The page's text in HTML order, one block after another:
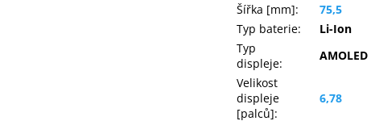
Šířka [mm]:
75,5
Typ baterie:
Li-Ion
Typ
displeje:
AMOLED
Velikost
displeje
[palců]:
6,78